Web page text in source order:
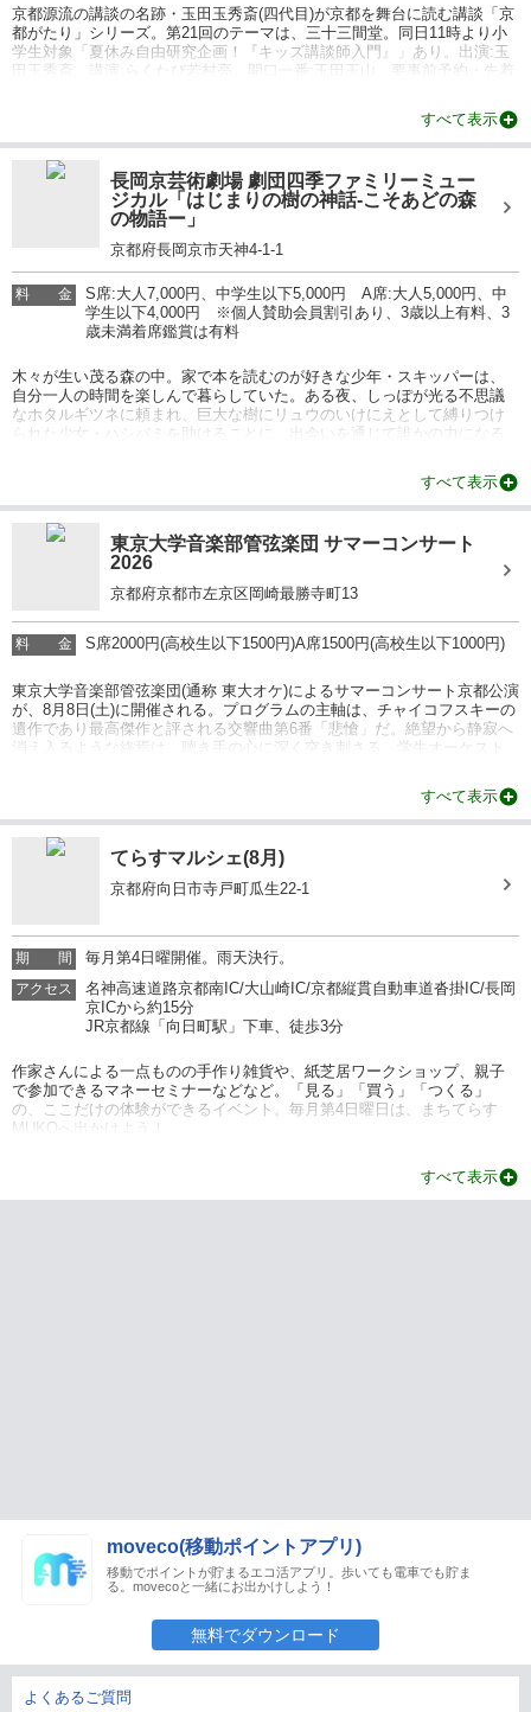
京都源流の講談の名跡・玉田玉秀斎(四代目)が京都を舞台に読む講談「京
都がたり」シリーズ。第21回のテーマは、三十三間堂。同日11時より小
学生対象「夏休み自由研究企画！『キッズ講談師入門』」あり。出演:玉
田玉秀斎。講演:らくたび若村亮。開口一番:玉田玉山。要事前予約・先着
すべて表示
長岡京芸術劇場 劇団四季ファミリーミュー
ジカル「はじまりの樹の神話-こそあどの森
の物語ー」
京都府長岡京市天神4-1-1
料 金
S席:大人7,000円、中学生以下5,000円 A席:大人5,000円、中
学生以下4,000円 ※個人賛助会員割引あり、3歳以上有料、3
歳未満着席鑑賞は有料
木々が生い茂る森の中。家で本を読むのが好きな少年・スキッパーは、
自分一人の時間を楽しんで暮らしていた。ある夜、しっぽが光る不思議
なホタルギツネに頼まれ、巨大な樹にリュウのいけにえとして縛りつけ
られた少女・ハシバミを助けることに。出会いを通じて誰かの力になる
文学界を代表する作家・岡田淳による「こそあどの森の物語」シリーズ
情報提供：イベントバンク
すべて表示
東京大学音楽部管弦楽団 サマーコンサート
2026
京都府京都市左京区岡崎最勝寺町13
料 金 S席2000円(高校生以下1500円)A席1500円(高校生以下1000円)
東京大学音楽部管弦楽団(通称 東大オケ)によるサマーコンサート京都公演
が、8月8日(土)に開催される。プログラムの主軸は、チャイコフスキーの
遺作であり最高傑作と評される交響曲第6番「悲愴」だ。絶望から静寂へ
消え入るような終焉は、聴き手の心に深く突き刺さる。学生オーケスト
すべて表示
てらすマルシェ(8月)
京都府向日市寺戸町瓜生22-1
期 間 毎月第4日曜開催。雨天決行。
アクセス
名神高速道路京都南IC/大山崎IC/京都縦貫自動車道沓掛IC/長岡
京ICから約15分
JR京都線「向日町駅」下車、徒歩3分
作家さんによる一点ものの手作り雑貨や、紙芝居ワークショップ、親子
で参加できるマネーセミナーなどなど。「見る」「買う」「つくる」
の、ここだけの体験ができるイベント。毎月第4日曜日は、まちてらす
MUKOへ出かけよう！
すべて表示
moveco(移動ポイントアプリ)
移動でポイントが貯まるエコ活アプリ。歩いても電車でも貯ま
る。movecoと一緒にお出かけしよう！
無料でダウンロード
よくあるご質問